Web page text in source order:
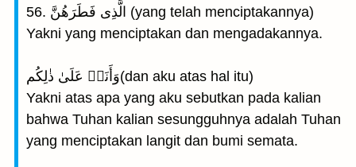
56. الَّذِى فَطَرَهُنَّ (yang telah menciptakannya)
Yakni yang menciptakan dan mengadakannya.
وَأَنَا۠ عَلَىٰ ذٰلِكُم(dan aku atas hal itu)
Yakni atas apa yang aku sebutkan pada kalian
bahwa Tuhan kalian sesungguhnya adalah Tuhan
yang menciptakan langit dan bumi semata.